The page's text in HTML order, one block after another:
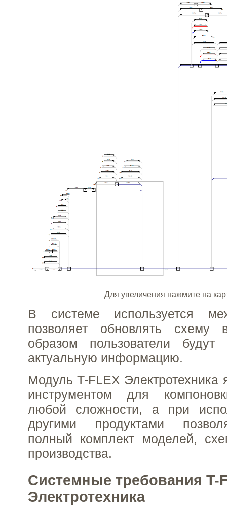
Для увеличения нажмите на
В системе используется
позволяет обновлять схему
образом пользователи будут
актуальную информацию.
Модуль T-FLEX
инструментом для
любой сложности, а при
другими продуктами
полный комплект моделей,
производства.
Системные требования T-
Электротехника